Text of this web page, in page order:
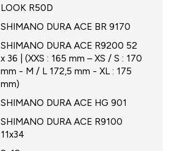
LOOK R50D
SHIMANO DURA ACE BR 9170
SHIMANO DURA ACE R9200 52
x 36 | (XXS : 165 mm – XS / S : 170
mm - M / L 172,5 mm - XL : 175
mm)
SHIMANO DURA ACE HG 901
SHIMANO DURA ACE R9100
11x34